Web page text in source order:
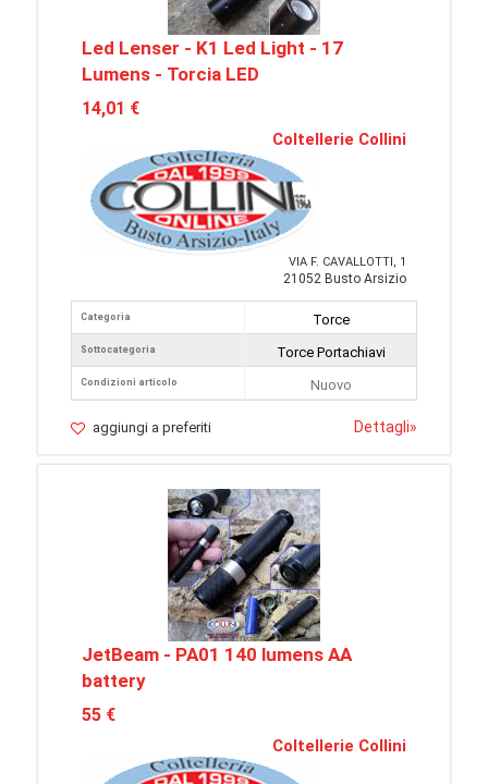
Led Lenser - K1 Led Light - 17
Lumens - Torcia LED
14,01 €
Coltellerie Collini
VIA F. CAVALLOTTI, 1
21052 Busto Arsizio
Categoria
Sottocategoria
Condizioni articolo
Torce
Torce Portachiavi
Nuovo
aggiungi a preferiti Dettagli»
JetBeam - PA01 140 lumens AA
battery
55 €
Coltellerie Collini